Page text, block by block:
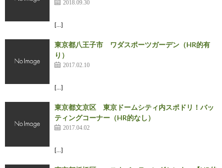
2018.09.30
[…]
東京都八王子市 ワダスポーツガーデン（HR的有
り）
2017.02.10
[…]
東京都文京区 東京ドームシティ内スポドリ！バッ
ティングコーナー（HR的なし）
2017.04.02
[…]